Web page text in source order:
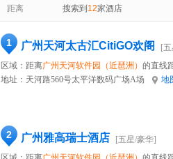
距离 搜索到 12家酒店
1 广州天河太古汇CitiGO欢阁
[
区域：距离广州天河软件园（近琶洲） 的直线
地址： 天河路560号太平洋数码广场A场 地
2 广州雅高瑞士酒店
[五星/豪华]